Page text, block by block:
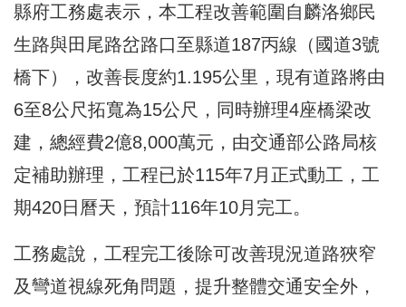
縣府工務處表示，本工程改善範圍自麟洛鄉民
生路與田尾路岔路口至縣道187丙線（國道3號
橋下），改善長度約1.195公里，現有道路將由
6至8公尺拓寬為15公尺，同時辦理4座橋梁改
建，總經費2億8,000萬元，由交通部公路局核
定補助辦理，工程已於115年7月正式動工，工
期420日曆天，預計116年10月完工。
工務處說，工程完工後除可改善現況道路狹窄
及彎道視線死角問題，提升整體交通安全外，